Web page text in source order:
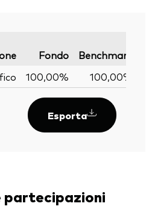
Fondo Benchmark
100,00% 100,00%
Esporta
partecipazioni